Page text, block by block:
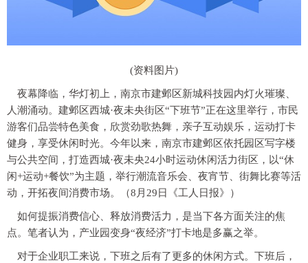
(资料图片)
夜幕降临，华灯初上，南京市建邺区新城科技园内灯火璀璨、
人潮涌动。建邺区西城·夜未央街区“下班节”正在这里举行，市民
游客们品尝特色美食，欣赏劲歌热舞，亲子互动娱乐，运动打卡
健身，享受休闲时光。今年以来，南京市建邺区依托园区写字楼
与公共空间，打造西城·夜未央24小时运动休闲活力街区，以“休
闲+运动+餐饮”为主题，举行潮流音乐会、夜宵节、街舞比赛等活
动，开拓夜间消费市场。（8月29日《工人日报》）
如何提振消费信心、释放消费活力，是当下各方面关注的焦
点。笔者认为，产业园变身“夜经济”打卡地是多赢之举。
对于企业职工来说，下班之后有了更多的休闲方式。下班后，